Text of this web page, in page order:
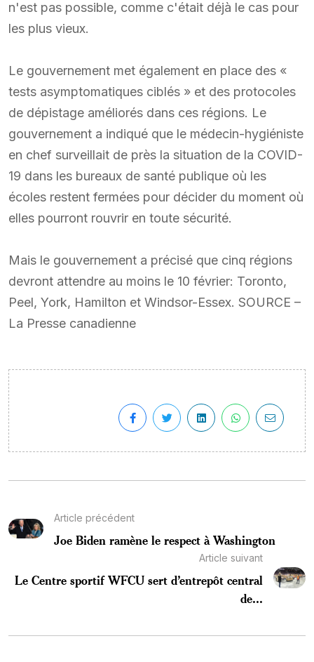
n'est pas possible, comme c'était déjà le cas pour
les plus vieux.
Le gouvernement met également en place des «
tests asymptomatiques ciblés » et des protocoles
de dépistage améliorés dans ces régions. Le
gouvernement a indiqué que le médecin-hygiéniste
en chef surveillait de près la situation de la COVID-
19 dans les bureaux de santé publique où les
écoles restent fermées pour décider du moment où
elles pourront rouvrir en toute sécurité.
Mais le gouvernement a précisé que cinq régions
devront attendre au moins le 10 février: Toronto,
Peel, York, Hamilton et Windsor-Essex. SOURCE –
La Presse canadienne
Article précédent
Joe Biden ramène le respect à Washington
Article suivant
Le Centre sportif WFCU sert d’entrepôt central
de...